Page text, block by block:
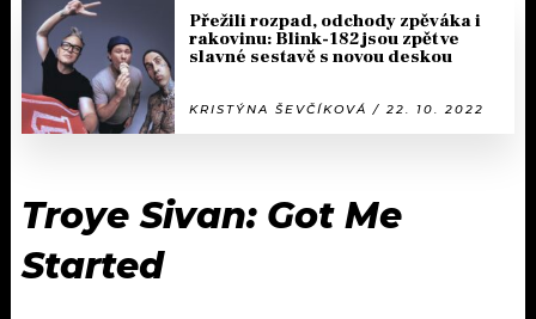
Přežili rozpad, odchody zpěváka i
rakovinu: Blink-182 jsou zpět ve
slavné sestavě s novou deskou
KRISTÝNA ŠEVČÍKOVÁ / 22. 10. 2022
Troye Sivan: Got Me
Started